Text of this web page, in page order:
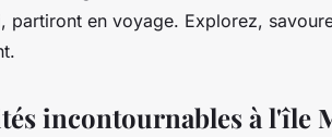
partiront en voyage. Explorez,
incontournables à l'île